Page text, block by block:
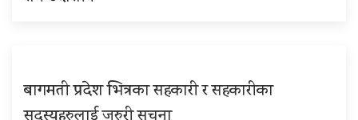
बागमती प्रदेश भित्रका सहकारी र सहकारीका